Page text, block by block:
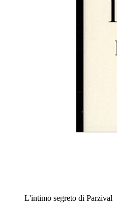
L'intimo segreto di Parzival